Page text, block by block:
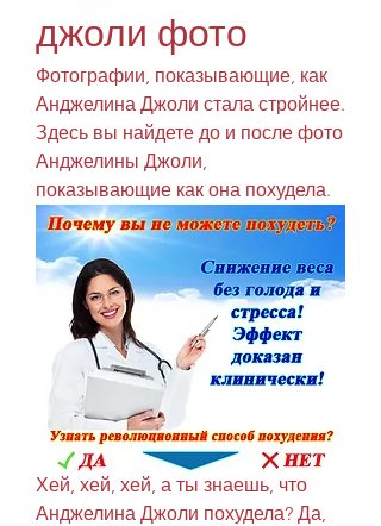
джоли фото
Фотографии, показывающие, как
Анджелина Джоли стала стройнее.
Здесь вы найдете до и после фото
Анджелины Джоли,
показывающие как она похудела.
Хей, хей, хей, а ты знаешь, что
Анджелина Джоли похудела? Да,